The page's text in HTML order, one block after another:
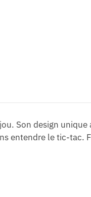
Son design
entendre le tic-tac.